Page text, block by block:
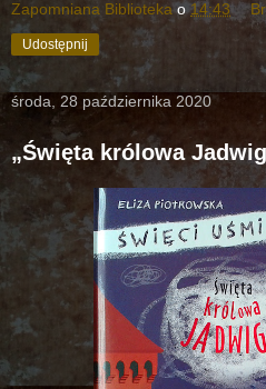
Zapomniana Biblioteka o14:43
Udostępnij
środa, 28 października 2020
„Święta królowa